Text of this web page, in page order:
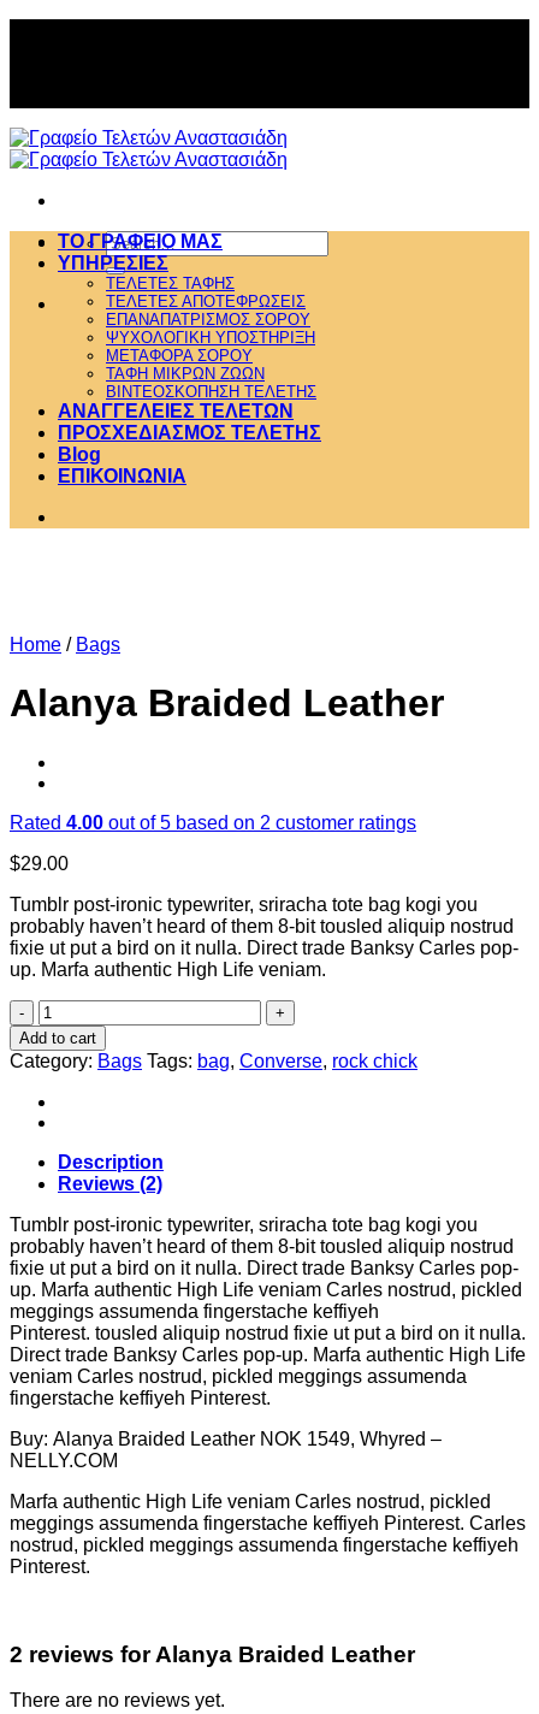
2310 610.666 ή
Search
for:
ΤΟ ΓΡΑΦΕΙΟ ΜΑΣ
ΥΠΗΡΕΣΙΕΣ
ΤΕΛΕΤΕΣ ΤΑΦΗΣ
ΤΕΛΕΤΕΣ ΑΠΟΤΕΦΡΩΣΕΙΣ
ΕΠΑΝΑΠΑΤΡΙΣΜΟΣ ΣΟΡΟΥ
ΨΥΧΟΛΟΓΙΚΗ ΥΠΟΣΤΗΡΙΞΗ
ΜΕΤΑΦΟΡΑ ΣΟΡΟΥ
ΤΑΦΗ ΜΙΚΡΩΝ ΖΩΩΝ
ΒΙΝΤΕΟΣΚΟΠΗΣΗ ΤΕΛΕΤΗΣ
ΑΝΑΓΓΕΛΕΙΕΣ ΤΕΛΕΤΩΝ
ΠΡΟΣΧΕΔΙΑΣΜΟΣ ΤΕΛΕΤΗΣ
Blog
ΕΠΙΚΟΙΝΩΝΙΑ
Home / Bags
Alanya Braided Leather
Rated 4.00 out of 5 based on 2 customer ratings
$29.00
Tumblr post-ironic typewriter, sriracha tote bag kogi you
probably haven’t heard of them 8-bit tousled aliquip nostrud
fixie ut put a bird on it nulla. Direct trade Banksy Carles pop-
up. Marfa authentic High Life veniam.
Alanya
Braided
Leather
quantity
Add to cart
Category: Bags Tags: bag, Converse, rock chick
Description
Reviews (2)
Tumblr post-ironic typewriter, sriracha tote bag kogi you
probably haven’t heard of them 8-bit tousled aliquip nostrud
fixie ut put a bird on it nulla. Direct trade Banksy Carles pop-
up. Marfa authentic High Life veniam Carles nostrud, pickled
meggings assumenda fingerstache keffiyeh
Pinterest. tousled aliquip nostrud fixie ut put a bird on it nulla.
Direct trade Banksy Carles pop-up. Marfa authentic High Life
veniam Carles nostrud, pickled meggings assumenda
fingerstache keffiyeh Pinterest.
Buy: Alanya Braided Leather NOK 1549, Whyred –
NELLY.COM
Marfa authentic High Life veniam Carles nostrud, pickled
meggings assumenda fingerstache keffiyeh Pinterest. Carles
nostrud, pickled meggings assumenda fingerstache keffiyeh
Pinterest.
2 reviews forAlanya Braided Leather
There are no reviews yet.